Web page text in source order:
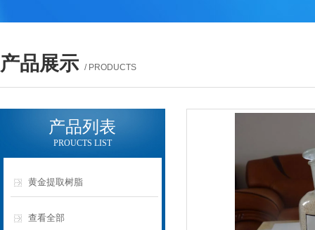
产品展示 / PRODUCTS
产品列表
PROUCTS LIST
黄金提取树脂
查看全部